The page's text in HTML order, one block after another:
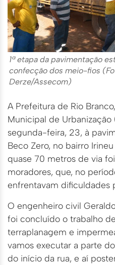
1ª etapa da pavimentação
confecção dos meio-fios
Derze/Assecom)
A Prefeitura de Rio
Municipal de
segunda-feira, 23, à
Beco Zero, no bairro
quase 70 metros de via
moradores, que, no
enfrentavam dificuldades
O engenheiro civil
foi concluído o trabalho
terraplanagem e
vamos executar a parte
do início da rua, e aí